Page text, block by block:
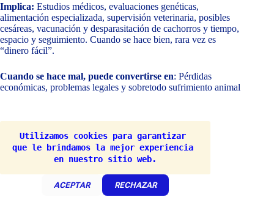
Utilizamos cookies para garantizar
que le brindamos la mejor experiencia
en nuestro sitio web.
ACEPTAR RECHAZAR
Implica: Estudios médicos, evaluaciones genéticas,
alimentación especializada, supervisión veterinaria, posibles
cesáreas, vacunación y desparasitación de cachorros y tiempo,
espacio y seguimiento. Cuando se hace bien, rara vez es
“dinero fácil”.
Cuando se hace mal, puede convertirse en: Pérdidas
económicas, problemas legales y sobretodo sufrimiento animal
La reproducción mal manejada puede ser:
Médicamente riesgosa
Costosa económicamente
Socialmente problemática